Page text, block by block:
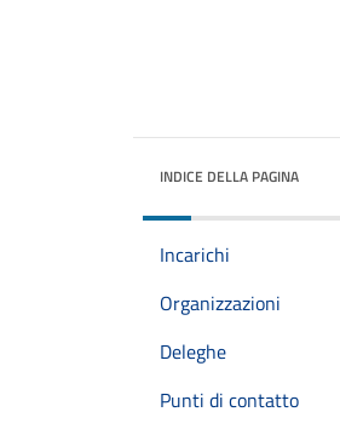
INDICE DELLA PAGINA
Incarichi
Organizzazioni
Deleghe
Punti di contatto